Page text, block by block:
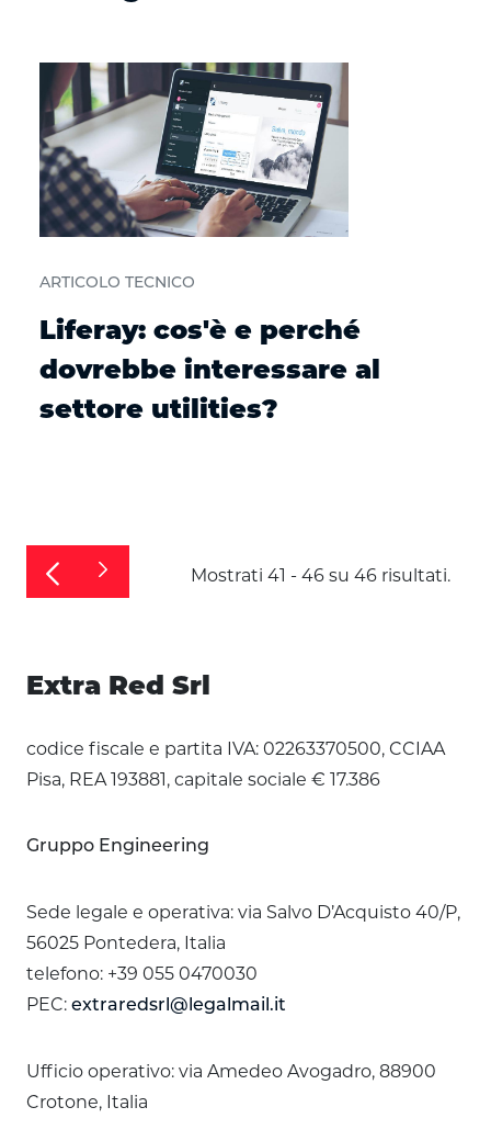
ARTICOLO TECNICO
Liferay: cos'è e perché
dovrebbe interessare al
settore utilities?
Mostrati 41 - 46 su 46 risultati.
Extra Red Srl
codice fiscale e partita IVA: 02263370500, CCIAA
Pisa, REA 193881, capitale sociale € 17.386
Gruppo Engineering
Sede legale e operativa: via Salvo D’Acquisto 40/P,
56025 Pontedera, Italia
telefono: +39 055 0470030
PEC: extraredsrl@legalmail.it
Ufficio operativo: via Amedeo Avogadro, 88900
Crotone, Italia